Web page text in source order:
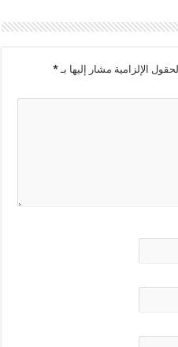
الحقول الإلزامية مشار إليها بـ*